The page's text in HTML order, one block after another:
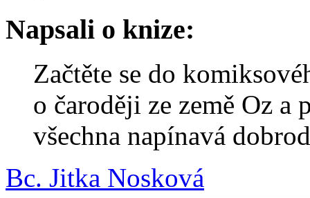
Napsali o knize:
Začtěte se do
o čaroději ze země Oz
všechna napínavá
Bc. Jitka Nosková